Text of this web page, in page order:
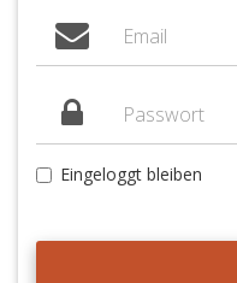
Eingeloggt bleiben